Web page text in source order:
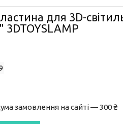
для 3D-
замовлення на сайті — 300 ₴